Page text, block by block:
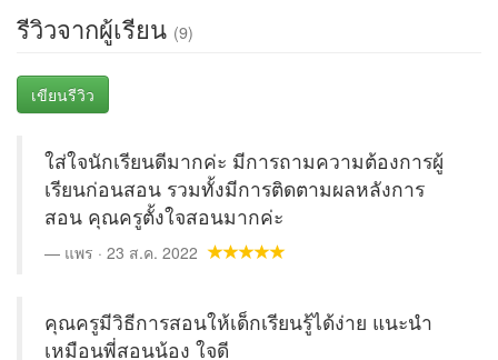
รีวิวจากผู้เรียน (9)
เขียนรีวิว
ใส่ใจนักเรียนดีมากค่ะ มีการถามความต้องการผู้
เรียนก่อนสอน รวมทั้งมีการติดตามผลหลังการ
สอน คุณครูตั้งใจสอนมากค่ะ
แพร · 23 ส.ค. 2022
คุณครูมีวิธีการสอนให้เด็กเรียนรู้ได้ง่าย แนะนำ
เหมือนพี่สอนน้อง ใจดี